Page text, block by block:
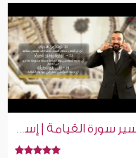
تفسير سورة القيامة | إسلام ويب | للصم بلغة الإشارة